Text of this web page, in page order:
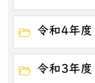
令和4年度
令和3年度